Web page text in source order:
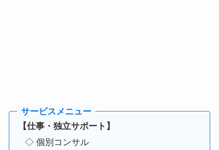
【仕事・独立サポート】
◇ 個別コンサル